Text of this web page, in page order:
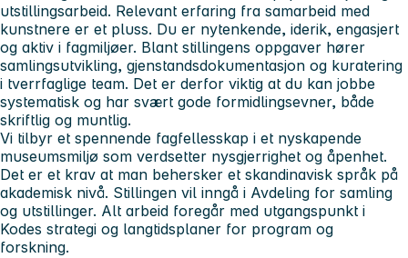
utstillingsarbeid. Relevant erfaring fra samarbeid med
kunstnere er et pluss. Du er nytenkende, iderik, engasjert
og aktiv i fagmiljøer. Blant stillingens oppgaver hører
samlingsutvikling, gjenstandsdokumentasjon og kuratering
i tverrfaglige team. Det er derfor viktig at du kan jobbe
systematisk og har svært gode formidlingsevner, både
skriftlig og muntlig.
Vi tilbyr et spennende fagfellesskap i et nyskapende
museumsmiljø som verdsetter nysgjerrighet og åpenhet.
Det er et krav at man behersker et skandinavisk språk på
akademisk nivå. Stillingen vil inngå i Avdeling for samling
og utstillinger. Alt arbeid foregår med utgangspunkt i
Kodes strategi og langtidsplaner for program og
forskning.